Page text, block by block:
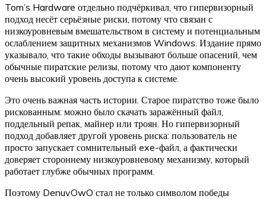
Tom’s Hardware отдельно подчёркивал, что гипервизорный
подход несёт серьёзные риски, потому что связан с
низкоуровневым вмешательством в систему и потенциальным
ослаблением защитных механизмов Windows. Издание прямо
указывало, что такие обходы вызывают больше опасений, чем
обычные пиратские релизы, потому что дают компоненту
очень высокий уровень доступа к системе.
Это очень важная часть истории. Старое пиратство тоже было
рискованным: можно было скачать заражённый файл,
поддельный репак, майнер или троян. Но гипервизорный
подход добавляет другой уровень риска: пользователь не
просто запускает сомнительный exe-файл, а фактически
доверяет стороннему низкоуровневому механизму, который
работает глубже обычных программ.
Поэтому DenuvOwO стал не только символом победы